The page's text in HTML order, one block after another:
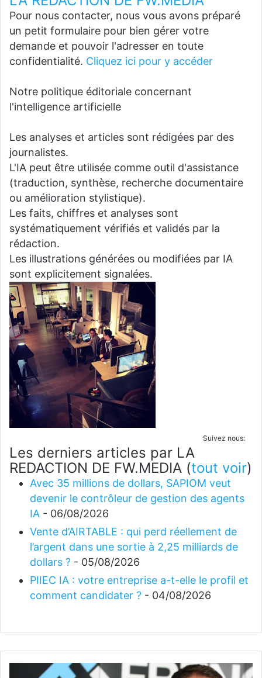
Pour nous contacter, nous vous avons préparé
un petit formulaire pour bien gérer votre
demande et pouvoir l'adresser en toute
confidentialité. Cliquez ici pour y accéder
Notre politique éditoriale concernant
l'intelligence artificielle
Les analyses et articles sont rédigées par des
journalistes.
L'IA peut être utilisée comme outil d'assistance
(traduction, synthèse, recherche documentaire
ou amélioration stylistique).
Les faits, chiffres et analyses sont
systématiquement vérifiés et validés par la
rédaction.
Les illustrations générées ou modifiées par IA
sont explicitement signalées.
Suivez nous:
Les derniers articles par LA
REDACTION DE FW.MEDIA (tout voir)
Avec 35 millions de dollars, SAPIOM veut
devenir le contrôleur de gestion des agents
IA - 06/08/2026
Vente d’AIRTABLE : qui perd réellement de
l’argent dans une sortie à 2,25 milliards de
dollars ? - 05/08/2026
PIIEC IA : votre entreprise a-t-elle le profil et
comment candidater ? - 04/08/2026